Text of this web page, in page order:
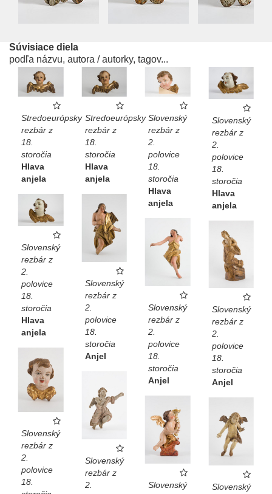
Súvisiace diela
podľa názvu, autora / autorky, tagov...
Stredoeurópsky
rezbár z
18.
storočia
Hlava
anjela
Stredoeurópsky
rezbár z
18.
storočia
Hlava
anjela
Slovenský
rezbár z
2.
polovice
18.
storočia
Hlava
anjela
Slovenský
rezbár z
2.
polovice
18.
storočia
Hlava
anjela
Slovenský
rezbár z
2.
polovice
18.
storočia
Hlava
anjela
Slovenský
rezbár z
2.
polovice
18.
storočia
Anjel
Slovenský
rezbár z
2.
polovice
18.
storočia
Anjel
Slovenský
rezbár z
2.
polovice
18.
storočia
Anjel
Slovenský
rezbár z
2.
polovice
18.
Slovenský
rezbár z
2.
Slovenský
Slovenský